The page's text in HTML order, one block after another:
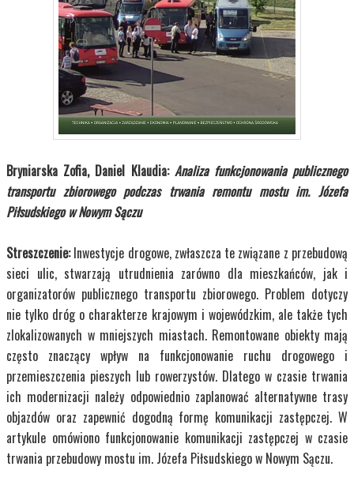
Bryniarska Zofia, Daniel Klaudia: Analiza funkcjonowania publicznego
transportu zbiorowego podczas trwania remontu mostu im. Józefa
Piłsudskiego w Nowym Sączu
Streszczenie:Inwestycje drogowe, zwłaszcza te związane z przebudową
sieci ulic, stwarzają utrudnienia zarówno dla mieszkańców, jak i
organizatorów publicznego transportu zbiorowego. Problem dotyczy
nie tylko dróg o charakterze krajowym i wojewódzkim, ale także tych
zlokalizowanych w mniejszych miastach. Remontowane obiekty mają
często znaczący wpływ na funkcjonowanie ruchu drogowego i
przemieszczenia pieszych lub rowerzystów. Dlatego w czasie trwania
ich modernizacji należy odpowiednio zaplanować alternatywne trasy
objazdów oraz zapewnić dogodną formę komunikacji zastępczej. W
artykule omówiono funkcjonowanie komunikacji zastępczej w czasie
trwania przebudowy mostu im. Józefa Piłsudskiego w Nowym Sączu.